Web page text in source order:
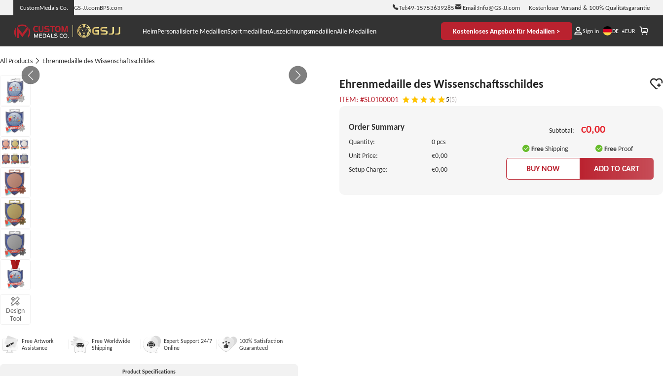
CustomMedals Co. GS-JJ.comBPS.com Tel:49-15753639285 Email:Info@GS-JJ.com Kostenloser Versand & 100% Qualitätsgarantie
HeimPersonalisierte MedaillenSportmedaillenAuszeichnungsmedaillenAlle Medaillen Kostenloses Angebot für Medaillen > Sign in DE €EUR
All Products Ehrenmedaille des Wissenschaftsschildes
Design
Tool
Free Artwork
Assistance
Free Worldwide
Shipping
Expert Support 24/7
Online
100% Satisfaction
Guaranteed
Product Specifications
Ehrenmedaille des Wissenschaftsschildes
ITEM: #SL0100001 5(5)
Order Summary
Quantity:
0 pcs
Unit Price:
€0,00
Setup Charge:
€0,00
Subtotal: €0,00
FreeShipping Free Proof
BUY NOW ADD TO CART